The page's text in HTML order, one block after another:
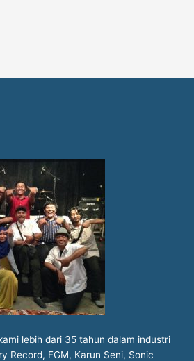
lebih dari 35 tahun dalam industri
Record, FGM, Karun Seni, Sonic